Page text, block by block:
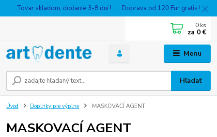
Tovar skladom, dodanie 3-8 dní ! . . . Doprava od 120 Eur gratis !
Menu
Hľadať
0 ks
za 0 €
Úvod Doplnky pre výplne MASKOVACÍ AGENT
MASKOVACÍ AGENT